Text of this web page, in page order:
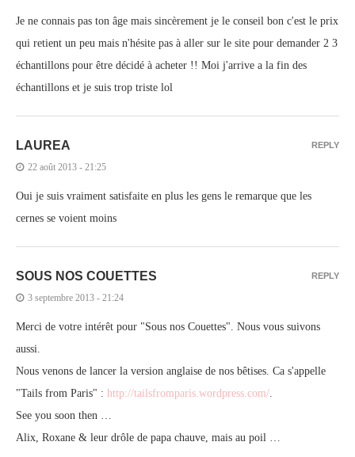
Je ne connais pas ton âge mais sincèrement je le conseil bon c'est le prix
qui retient un peu mais n'hésite pas à aller sur le site pour demander 2 3
échantillons pour être décidé à acheter !! Moi j'arrive a la fin des
échantillons et je suis trop triste lol
LAUREA
22 août 2013 - 21:25
Oui je suis vraiment satisfaite en plus les gens le remarque que les
cernes se voient moins
REPLY
SOUS NOS COUETTES
3 septembre 2013 - 21:24
Merci de votre intérêt pour "Sous nos Couettes". Nous vous suivons
aussi.
Nous venons de lancer la version anglaise de nos bêtises. Ca s'appelle
"Tails from Paris" : http://tailsfromparis.wordpress.com/.
See you soon then …
Alix, Roxane & leur drôle de papa chauve, mais au poil …
REPLY